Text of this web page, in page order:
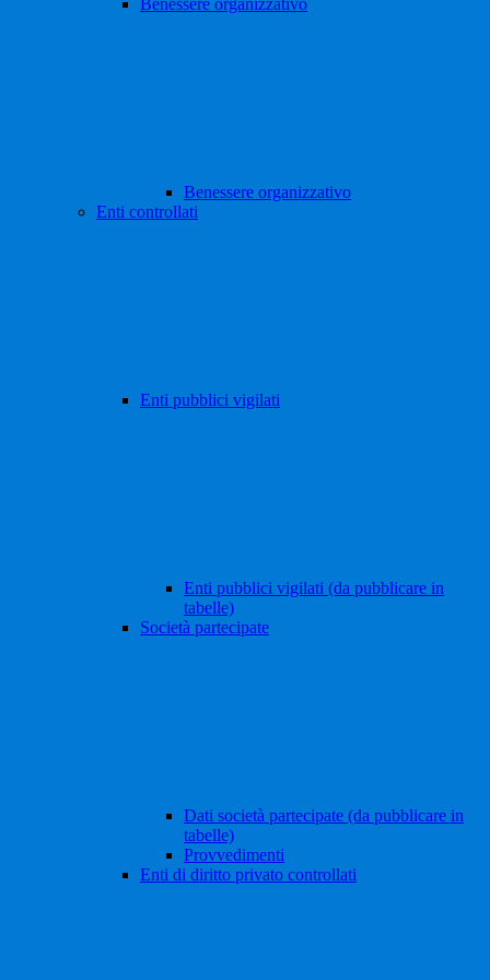
Benessere organizzativo
Benessere organizzativo
Enti controllati
Enti pubblici vigilati
Enti pubblici vigilati (da pubblicare in
tabelle)
Società partecipate
Dati società partecipate (da pubblicare in
tabelle)
Provvedimenti
Enti di diritto privato controllati